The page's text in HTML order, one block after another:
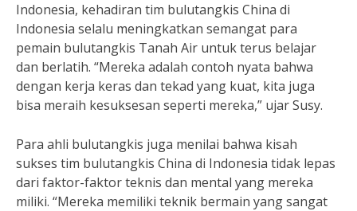
Indonesia, kehadiran tim bulutangkis China di
Indonesia selalu meningkatkan semangat para
pemain bulutangkis Tanah Air untuk terus belajar
dan berlatih. “Mereka adalah contoh nyata bahwa
dengan kerja keras dan tekad yang kuat, kita juga
bisa meraih kesuksesan seperti mereka,” ujar Susy.
Para ahli bulutangkis juga menilai bahwa kisah
sukses tim bulutangkis China di Indonesia tidak lepas
dari faktor-faktor teknis dan mental yang mereka
miliki. “Mereka memiliki teknik bermain yang sangat